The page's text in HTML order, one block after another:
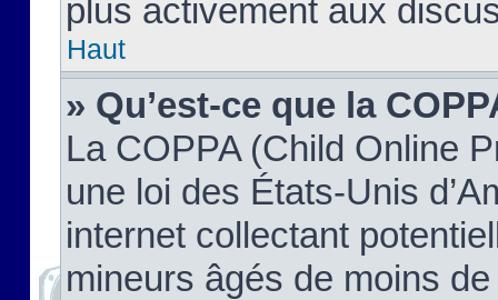
plus activement aux
Haut
» Qu’est-ce que la
La COPPA (Child Online
une loi des États-Unis
internet collectant
mineurs âgés de moins